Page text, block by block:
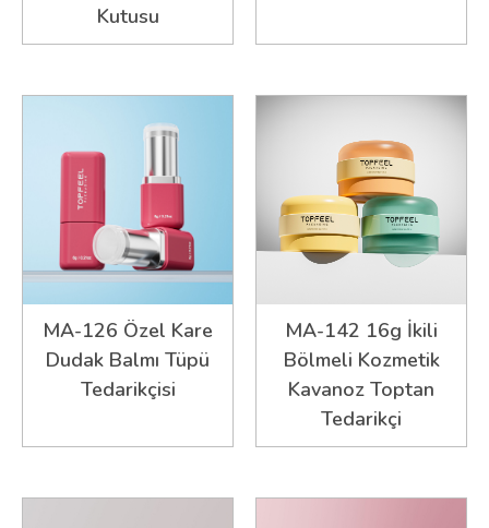
Kutusu
MA-126 Özel Kare
Dudak Balmı Tüpü
Tedarikçisi
MA-142 16g İkili
Bölmeli Kozmetik
Kavanoz Toptan
Tedarikçi